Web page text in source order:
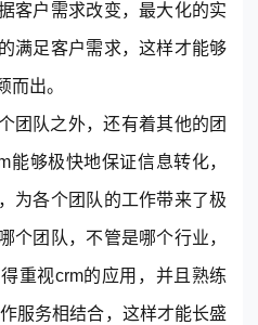
客户需求改变，最大化的实
满足客户需求，这样才能够
而出。
团队之外，还有着其他的团
能够极快地保证信息转化，
为各个团队的工作带来了极
个团队，不管是哪个行业，
重视crm的应用，并且熟练
服务相结合，这样才能长盛